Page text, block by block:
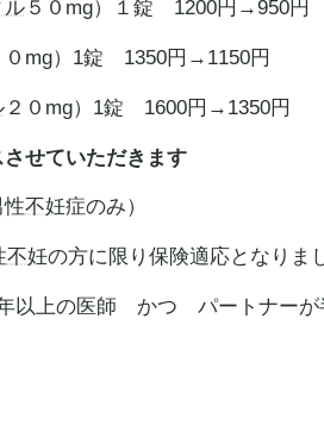
ル ５０mg）１錠 1200円→950円
０mg）1錠 1350円→1150円
２０mg）1錠 1600円→1350円
せていただきます
不妊症のみ）
不妊の方に限り保険適応となりま
以上の医師 かつ パートナーが